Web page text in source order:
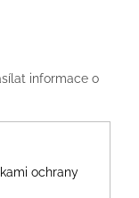
informace o
ochrany